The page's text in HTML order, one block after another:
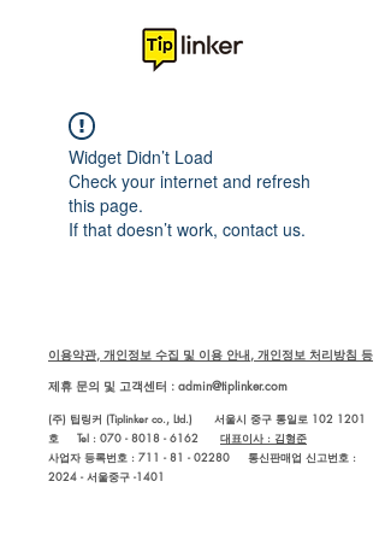
Widget Didn’t Load
Check your internet and refresh
this page.
If that doesn’t work, contact us.
이용약관, 개인정보 수집 및 이용 안내, 개인정보 처리방침 등
제휴 문의 및 고객센터 : admin@tiplinker.com
(주) 팁링커 (Tiplinker co., Ltd.) 서울시 중구 통일로 102 1201
호 Tel : 070 - 8018 - 6162 대표이사 : 김형준
사업자 등록번호 : 711 - 81 - 02280 통신판매업 신고번호 :
2024 - 서울중구 -1401